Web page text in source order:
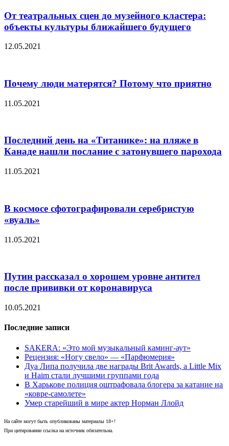
От театральных сцен до музейного кластера:
объекты культуры ближайшего будущего
12.05.2021
Почему люди матерятся? Потому что приятно
11.05.2021
Последний день на «Титанике»: на пляже в
Канаде нашли послание с затонувшего парохода
11.05.2021
В космосе сфотографировали серебристую
«вуаль»
11.05.2021
Путин рассказал о хорошем уровне антител
после прививки от коронавируса
10.05.2021
Последние записи
SAKERA: «Это мой музыкальный каминг-аут»
Рецензия: «Ногу свело» — «Парфюмерия»
Дуа Липа получила две награды Brit Awards, а Little Mix
и Haim стали лучшими группами года
В Харькове полиция оштрафовала блогера за катание на
«ковре-самолете»
Умер старейший в мире актер Норман Ллойд
На сайте могут быть опубликованы материалы 18+!
При цитировании ссылка на источник обязательна.